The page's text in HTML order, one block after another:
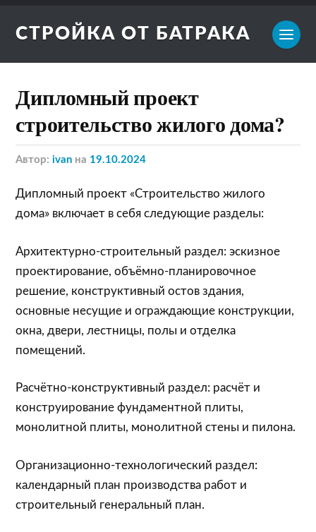
СТРОЙКА ОТ БАТРАКА
Дипломный проект
строительство жилого дома?
Автор:ivan на 19.10.2024
Дипломный проект «Строительство жилого
дома» включает в себя следующие разделы:
Архитектурно-строительный раздел: эскизное
проектирование, объёмно-планировочное
решение, конструктивный остов здания,
основные несущие и ограждающие конструкции,
окна, двери, лестницы, полы и отделка
помещений.
Расчётно-конструктивный раздел: расчёт и
конструирование фундаментной плиты,
монолитной плиты, монолитной стены и пилона.
Организационно-технологический раздел:
календарный план производства работ и
строительный генеральный план.